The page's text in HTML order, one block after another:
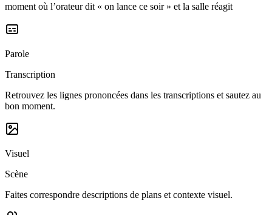
moment où l’orateur dit « on lance ce soir » et la salle réagit
Parole
Transcription
Retrouvez les lignes prononcées dans les transcriptions et sautez au
bon moment.
Visuel
Scène
Faites correspondre descriptions de plans et contexte visuel.